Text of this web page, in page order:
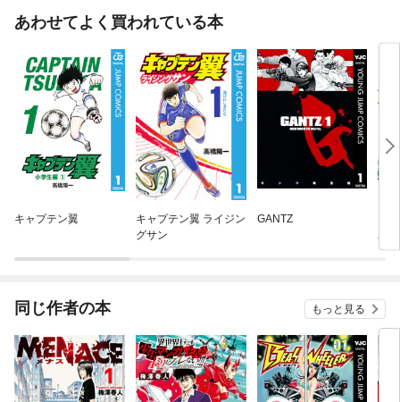
あわせてよく買われている本
キャプテン翼
キャプテン翼 ライジン
グサン
GANTZ
ユ
同じ作者の本 もっと見る